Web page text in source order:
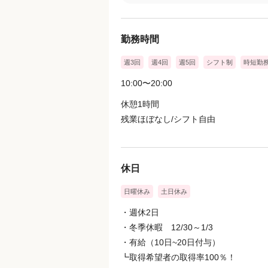
勤務時間
週3回 週4回 週5回 シフト制 時短勤
10:00〜20:00
休憩1時間
残業ほぼなし/シフト自由
休日
日曜休み 土日休み
・週休2日
・冬季休暇 12/30～1/3
・有給（10日~20日付与）
┗取得希望者の取得率100％！